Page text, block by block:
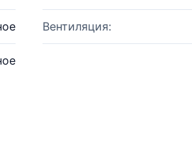
Вентиляция: